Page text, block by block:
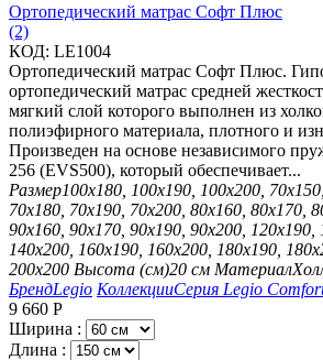
Ортопедический матрас Софт Плюс
(2)
КОД: LE1004
Ортопедический матрас Софт Плюс.
ортопедический матрас средней
мягкий слой которого выполнен из
полиэфирного материала, плотного и
Произведен на основе независимого
256 (EVS500), который обеспечивает...
Размер100х180, 100х190, 100х200,
70х180, 70х190, 70х200, 80х160, 80х170,
90х160, 90х170, 90х190, 90х200, 120х190,
140х200, 160х190, 160х200, 180х190,
200х200 Высота (см)20 см Материал
БрендLegio КоллекцииСерия Legio
9 660 Р
Ширина :
Длина :